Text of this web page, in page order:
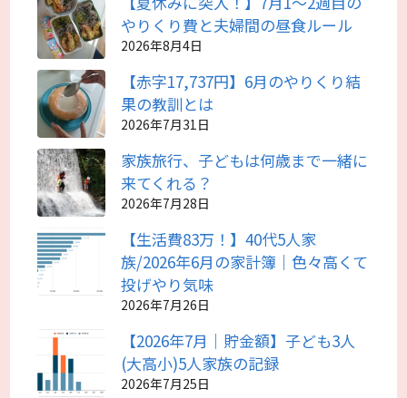
やりくり費と夫婦間の昼食ルール
2026年8月4日
【赤字17,737円】6月のやりくり結
果の教訓とは
2026年7月31日
家族旅行、子どもは何歳まで一緒に
来てくれる？
2026年7月28日
【生活費83万！】40代5人家
族/2026年6月の家計簿｜色々高くて
投げやり気味
2026年7月26日
【2026年7月｜貯金額】子ども3人
(大高小)5人家族の記録
2026年7月25日